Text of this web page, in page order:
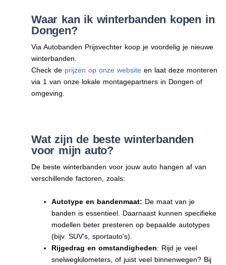
Waar kan ik winterbanden kopen in
Dongen?
Via Autobanden Prijsvechter koop je voordelig je nieuwe
winterbanden.
Check de prijzen op onze websiteen laat deze monteren
via 1 van onze lokale montagepartners in Dongen of
omgeving.
Wat zijn de beste winterbanden
voor mijn auto?
De beste winterbanden voor jouw auto hangen af van
verschillende factoren, zoals:
Autotype en bandenmaat: De maat van je
banden is essentieel. Daarnaast kunnen specifieke
modellen beter presteren op bepaalde autotypes
(bijv. SUV's, sportauto's).
Rijgedrag en omstandigheden: Rijd je veel
snelwegkilometers, of juist veel binnenwegen? Bij